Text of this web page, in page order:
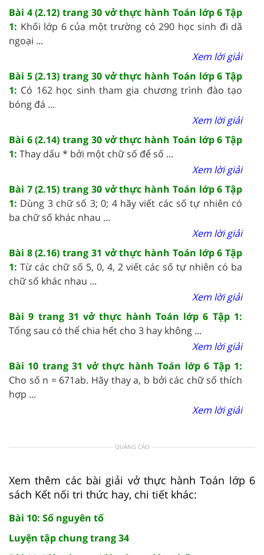
Bài 4 (2.12) trang 30 vở thực hành Toán lớp 6 Tập
1: Khối lớp 6 của một trường có 290 học sinh đi dã
ngoại ...
Xem lời giải
Bài 5 (2.13) trang 30 vở thực hành Toán lớp 6 Tập
1: Có 162 học sinh tham gia chương trình đào tạo
bóng đá ...
Xem lời giải
Bài 6 (2.14) trang 30 vở thực hành Toán lớp 6 Tập
1: Thay dấu * bởi một chữ số để số ...
Xem lời giải
Bài 7 (2.15) trang 30 vở thực hành Toán lớp 6 Tập
1: Dùng 3 chữ số 3; 0; 4 hãy viết các số tự nhiên có
ba chữ số khác nhau ...
Xem lời giải
Bài 8 (2.16) trang 31 vở thực hành Toán lớp 6 Tập
1: Từ các chữ số 5, 0, 4, 2 viết các số tự nhiên có ba
chữ số khác nhau ...
Xem lời giải
Bài 9 trang 31 vở thực hành Toán lớp 6 Tập 1:
Tổng sau có thể chia hết cho 3 hay không ...
Xem lời giải
Bài 10 trang 31 vở thực hành Toán lớp 6 Tập 1:
Cho số n = 671ab. Hãy thay a, b bởi các chữ số thích
hợp ...
Xem lời giải
QUẢNG CÁO
Xem thêm các bài giải vở thực hành Toán lớp 6
sách Kết nối tri thức hay, chi tiết khác:
Bài 10: Số nguyên tố
Luyện tập chung trang 34